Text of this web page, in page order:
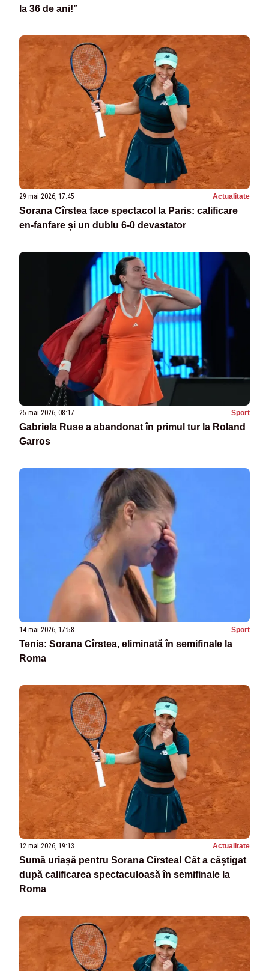
la 36 de ani!”
29 mai 2026, 17:45 Actualitate
Sorana Cîrstea face spectacol la Paris: calificare
en-fanfare și un dublu 6-0 devastator
25 mai 2026, 08:17 Sport
Gabriela Ruse a abandonat în primul tur la Roland
Garros
14 mai 2026, 17:58 Sport
Tenis: Sorana Cîrstea, eliminată în semifinale la
Roma
12 mai 2026, 19:13 Actualitate
Sumă uriașă pentru Sorana Cîrstea! Cât a câștigat
după calificarea spectaculoasă în semifinale la
Roma